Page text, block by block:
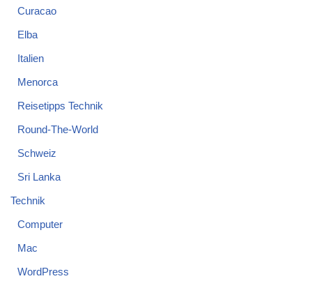
Curacao
Elba
Italien
Menorca
Reisetipps Technik
Round-The-World
Schweiz
Sri Lanka
Technik
Computer
Mac
WordPress